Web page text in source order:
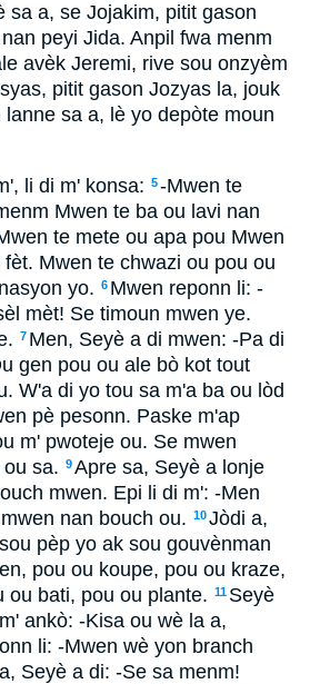
sa a, se Jojakim, pitit gason
peyi Jida. Anpil fwa menm
avèk Jeremi, rive sou onzyèm
pitit gason Jozyas la, jouk
sa a, lè yo depòte moun
li di m' konsa: 5-Mwen te
Mwen te ba ou lavi nan
te mete ou apa pou Mwen
Mwen te chwazi ou pou ou
yo. 6 Mwen reponn li: -
mèt! Se timoun mwen ye.
7 Men, Seyè a di mwen: -Pa di
gen pou ou ale bò kot tout
W'a di yo tou sa m'a ba ou lòd
pè pesonn. Paske m'ap
m' pwoteje ou. Se mwen
sa. 9Apre sa, Seyè a lonje
mwen. Epi li di m': -Men
nan bouch ou. 10Jòdi a,
pèp yo ak sou gouvènman
pou ou koupe, pou ou kraze,
ou bati, pou ou plante. 11 Seyè
ankò: -Kisa ou wè la a,
li: -Mwen wè yon branch
Seyè a di: -Se sa menm!